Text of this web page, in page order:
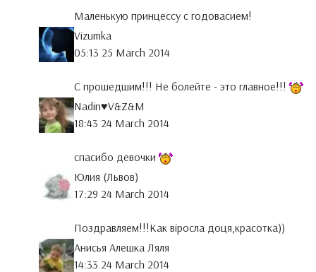
Маленькую принцессу с годовасием!
Vizumka
05:13 25 March 2014
С прошедшим!!! Не болейте - это главное!!!
Nadin♥V&Z&M
18:43 24 March 2014
спасибо девочки
Юлия (Львов)
17:29 24 March 2014
Поздравляем!!!Как віросла доця,красотка))
Анисья Алешка Ляля
14:33 24 March 2014